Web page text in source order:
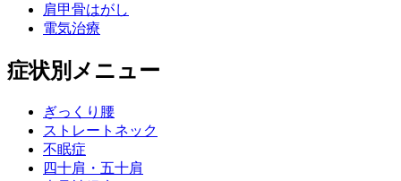
肩甲骨はがし
電気治療
症状別メニュー
ぎっくり腰
ストレートネック
不眠症
四十肩・五十肩